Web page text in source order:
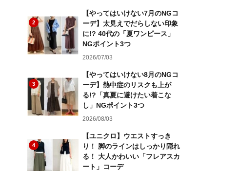
2
【やってはいけない7月のNGコ
ーデ】太見えでだらしない印象
に!? 40代の「夏ワンピース」
NGポイント3つ
2026/07/03
3
【やってはいけない8月のNGコ
ーデ】熱中症のリスクも上が
る!?「真夏に避けたい着こな
し」NGポイント3つ
2026/08/03
4
【ユニクロ】ウエストすっき
り！ 脚のラインはしっかり隠れ
る！ 大人かわいい「フレアスカ
ート」コーデ